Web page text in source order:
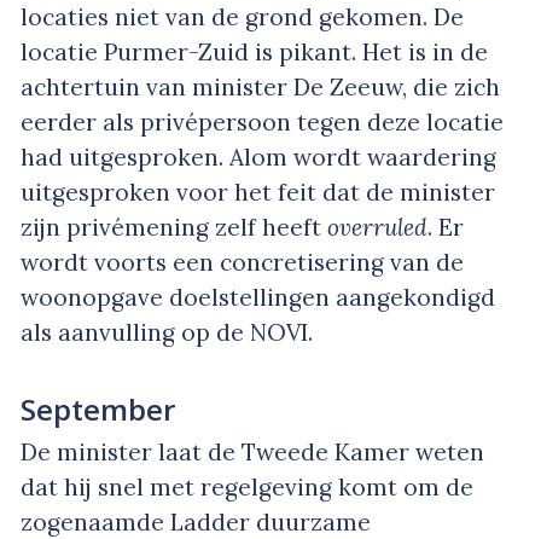
locaties niet van de grond gekomen. De
locatie Purmer-Zuid is pikant. Het is in de
achtertuin van minister De Zeeuw, die zich
eerder als privépersoon tegen deze locatie
had uitgesproken. Alom wordt waardering
uitgesproken voor het feit dat de minister
zijn privémening zelf heeft overruled. Er
wordt voorts een concretisering van de
woonopgave doelstellingen aangekondigd
als aanvulling op de NOVI.
September
De minister laat de Tweede Kamer weten
dat hij snel met regelgeving komt om de
zogenaamde Ladder duurzame